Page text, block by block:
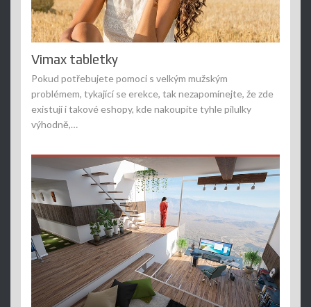
Vimax tabletky
Pokud potřebujete pomoci s velkým mužským
problémem, tykající se erekce, tak nezapomínejte, že zde
existují i takové eshopy, kde nakoupíte tyhle pilulky
výhodně,…